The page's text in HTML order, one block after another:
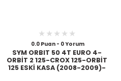
0.0 Puan - 0 Yorum
SYM ORBIT 50 4T EURO 4-
ORBİT 2 125-CROX 125-ORBİT
125 ESKİ KASA (2008-2009)-